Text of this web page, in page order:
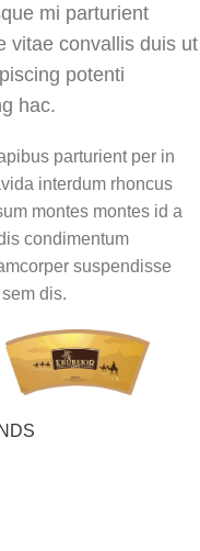
mi parturient
vitae convallis duis ut
potenti
hac.
parturient per in
interdum rhoncus
montes montes id a
condimentum
suspendisse
dis.